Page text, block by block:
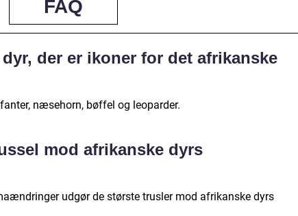
FAQ
der er ikoner for det afrikanske
næsehorn, bøffel og leoparder.
mod afrikanske dyrs
udgør de største trusler mod afrikanske dyrs